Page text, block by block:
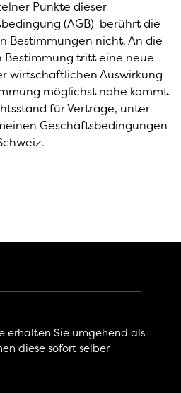
Punkte dieser
(AGB) berührt die
Bestimmungen nicht. An die
Bestimmung tritt eine neue
wirtschaftlichen Auswirkung
möglichst nahe kommt.
für Verträge, unter
Geschäftsbedingungen
erhalten Sie umgehend als
diese sofort selber